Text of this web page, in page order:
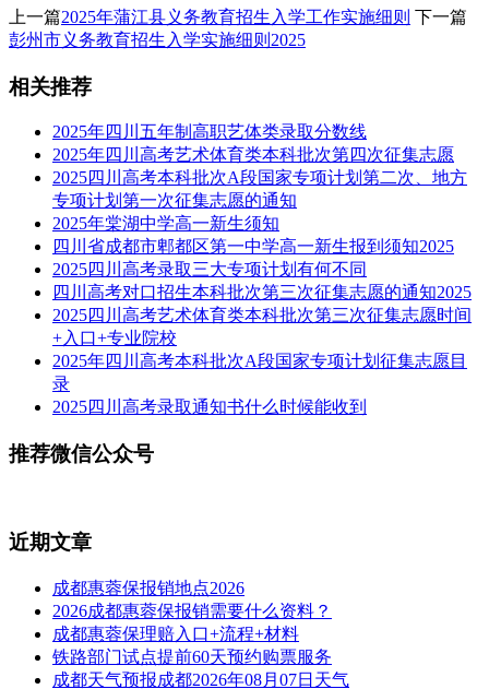
上一篇2025年蒲江县义务教育招生入学工作实施细则 下一篇
彭州市义务教育招生入学实施细则2025
相关推荐
2025年四川五年制高职艺体类录取分数线
2025年四川高考艺术体育类本科批次第四次征集志愿
2025四川高考本科批次A段国家专项计划第二次、地方
专项计划第一次征集志愿的通知
2025年棠湖中学高一新生须知
四川省成都市郫都区第一中学高一新生报到须知2025
2025四川高考录取三大专项计划有何不同
四川高考对口招生本科批次第三次征集志愿的通知2025
2025四川高考艺术体育类本科批次第三次征集志愿时间
+入口+专业院校
2025年四川高考本科批次A段国家专项计划征集志愿目
录
2025四川高考录取通知书什么时候能收到
推荐微信公众号
近期文章
成都惠蓉保报销地点2026
2026成都惠蓉保报销需要什么资料？
成都惠蓉保理赔入口+流程+材料
铁路部门试点提前60天预约购票服务
成都天气预报成都2026年08月07日天气